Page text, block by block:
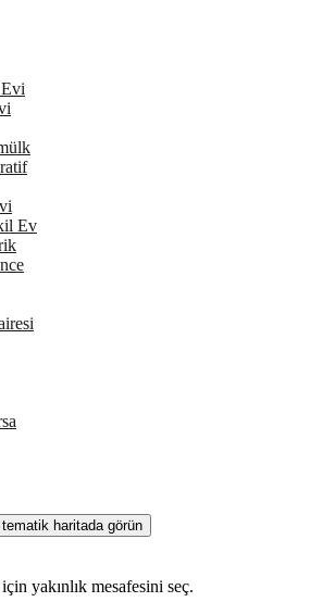
Ev
haritada görün
yakınlık mesafesini seç.